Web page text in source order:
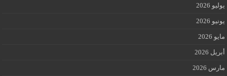
يوليو 2026
يونيو 2026
مايو 2026
أبريل 2026
مارس 2026